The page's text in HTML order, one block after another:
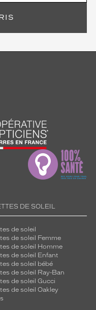
DE SOLEIL
de soleil
de soleil Femme
de soleil Homme
de soleil Enfant
de soleil bébé
de soleil Ray-Ban
de soleil Gucci
de soleil Oakley